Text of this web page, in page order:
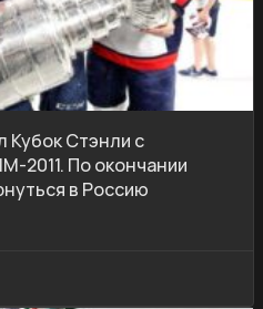
Кубок Стэнли с
2011. По окончании
в Россию